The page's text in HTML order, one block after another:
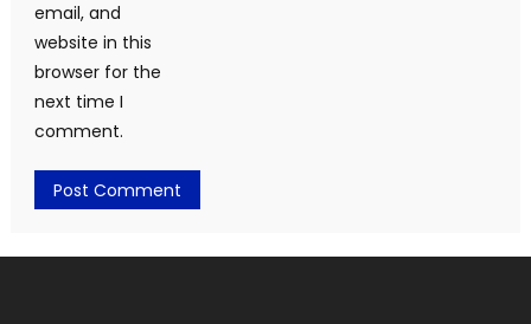
email, and
website in this
browser for the
next time I
comment.